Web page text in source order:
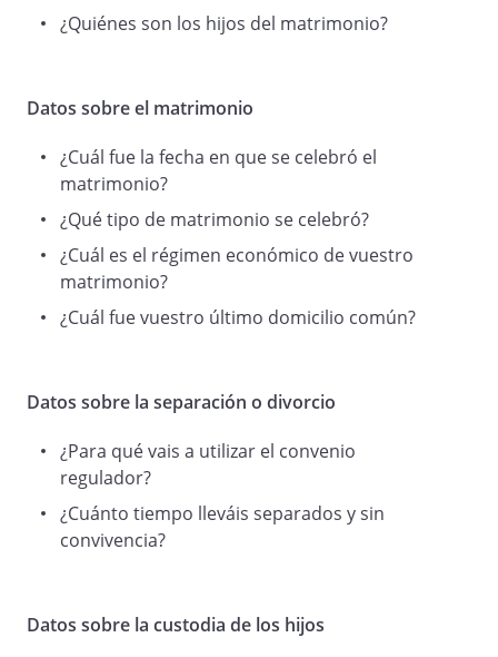
1.
Que celebraron matrimonio
por la Iglesia
en
, que se encuentra
El matrimonio se celebró aplicando el
sociedad de gananciales
2.
cuya fecha de
¿Quiénes son los hijos del matrimonio?
Datos sobre el matrimonio
¿Cuál fue la fecha en que se celebró el
matrimonio?
¿Qué tipo de matrimonio se celebró?
¿Cuál es el régimen económico de vuestro
matrimonio?
¿Cuál fue vuestro último domicilio común?
Datos sobre la separación o divorcio
¿Para qué vais a utilizar el convenio
regulador?
¿Cuánto tiempo lleváis separados y sin
convivencia?
Datos sobre la custodia de los hijos